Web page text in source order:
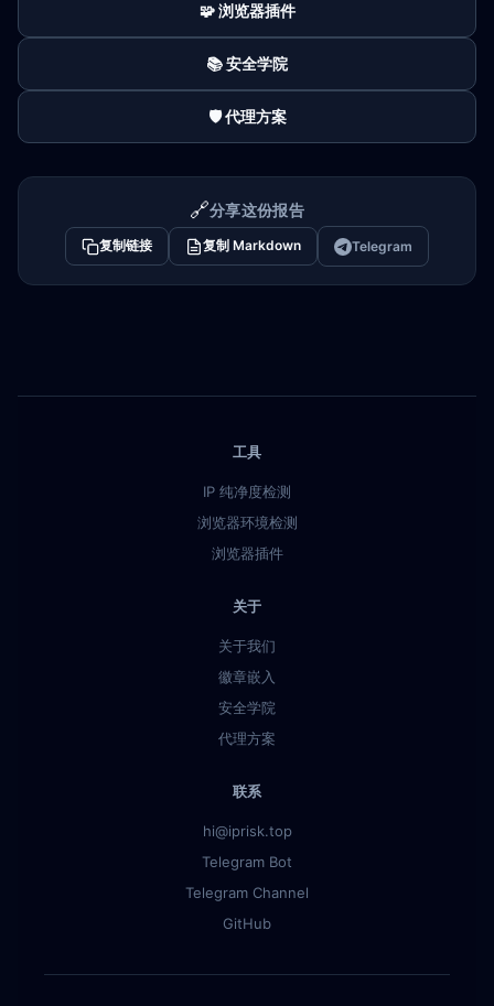
🧩 浏览器插件
📚 安全学院
🛡️ 代理方案
🔗分享这份报告
复制链接 复制 Markdown Telegram
工具
IP 纯净度检测
浏览器环境检测
浏览器插件
关于
关于我们
徽章嵌入
安全学院
代理方案
联系
hi@iprisk.top
Telegram Bot
Telegram Channel
GitHub